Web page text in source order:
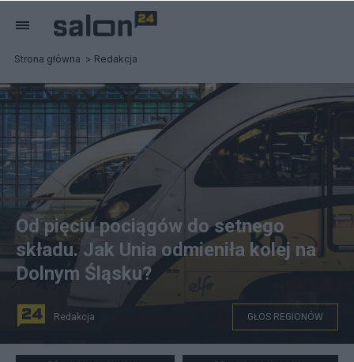
Strona główna Redakcja
fot. Koleje Dolnośląskie
Od pięciu pociągów do setnego
składu. Jak Unia odmieniła kolej na
Dolnym Śląsku?
Redakcja GŁOS REGIONÓW